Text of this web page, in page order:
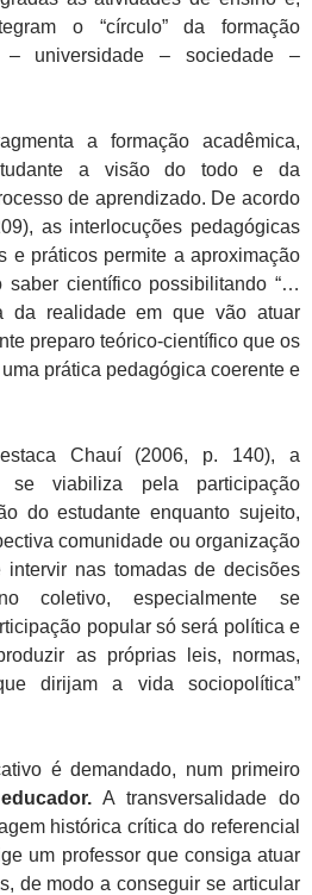
o “círculo” da formação
– universidade – sociedade –
a formação acadêmica,
a visão do todo e da
de aprendizado. De acordo
as interlocuções pedagógicas
e práticos permite a aproximação
científico possibilitando “…
da realidade em que vão atuar
preparo teórico-científico que os
prática pedagógica coerente e
Chauí (2006, p. 140), a
se viabiliza pela participação
do estudante enquanto sujeito,
comunidade ou organização
nas tomadas de decisões
coletivo, especialmente se
popular só será política e
as próprias leis, normas,
dirijam a vida sociopolítica”
é demandado, num primeiro
educador. A transversalidade do
histórica crítica do referencial
um professor que consiga atuar
de modo a conseguir se articular